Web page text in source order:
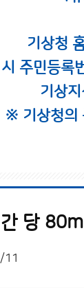
기상청
주민등록
기상
※ 기상청의
당
11